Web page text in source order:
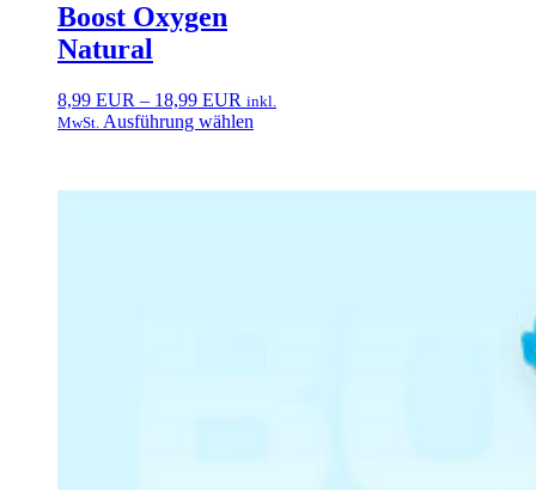
Boost Oxygen
Natural
8,99 EUR – 18,99 EUR Preisspanne:
8,99 EUR
inkl.
MwSt. Ausführung wählen